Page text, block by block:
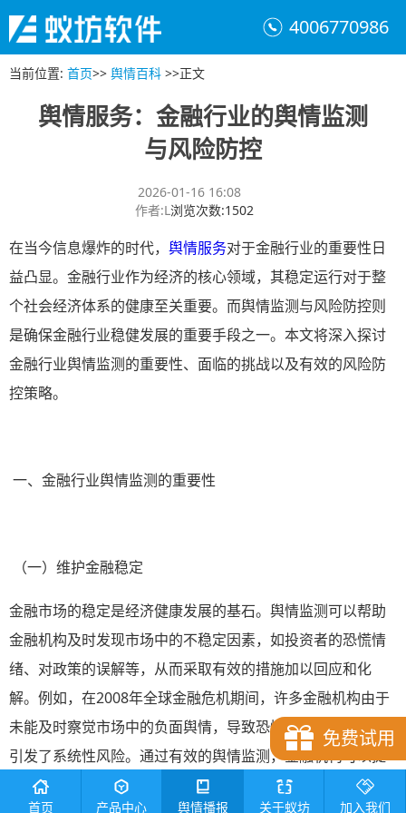
4006770986
当前位置: 首页>> 舆情百科 >>正文
舆情服务：金融行业的舆情监测
与风险防控
2026-01-16 16:08
作者:L浏览次数:1502
在当今信息爆炸的时代， 舆情服务对于金融行业的重要性日
益凸显。金融行业作为经济的核心领域，其稳定运行对于整
个社会经济体系的健康至关重要。而舆情监测与风险防控则
是确保金融行业稳健发展的重要手段之一。本文将深入探讨
金融行业舆情监测的重要性、面临的挑战以及有效的风险防
控策略。
一、金融行业舆情监测的重要性
（一）维护金融稳定
金融市场的稳定是经济健康发展的基石。舆情监测可以帮助
金融机构及时发现市场中的不稳定因素，如投资者的恐慌情
绪、对政策的误解等，从而采取有效的措施加以回应和化
解。例如，在2008年全球金融危机期间，许多金融机构由于
未能及时察觉市场中的负面舆情，导致恐慌情绪蔓延，最终
引发了系统性风险。通过有效的舆情监测，金融机构可以提
前预警潜在的危机，采取措施稳定市场预期，避免恐慌情绪
免费试用
首页 产品中心 舆情播报 关于蚁坊 加入我们